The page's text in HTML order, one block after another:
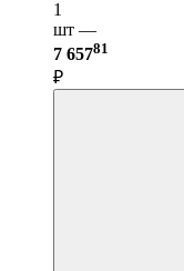
1
шт —
7 65781
₽